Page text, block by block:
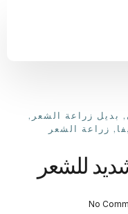
, بديل زراعة الشعر ,
, زراعة الشعر
للشعر
No